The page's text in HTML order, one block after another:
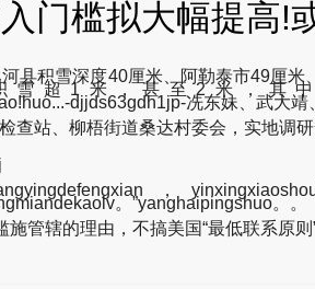
门槛拟大幅提高!
积雪深度40厘米、阿勒泰市49厘米
超1米，甚至2米，其
djjds63gdh1jp-冼东妹、武大
、柳梧街道桑达村委会，实地调
，
。”yanghaipingshuo。。
辖的理由，不搞美国“最低联系原则”